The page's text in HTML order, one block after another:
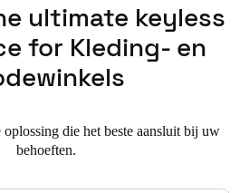
ultimate keyless
for Kleding- en
oplossing die het beste aansluit bij uw
behoeften.